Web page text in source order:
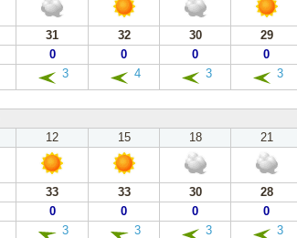
31 32 30
29
0 0 0
0
3 4 3 3
12 15 18
21
33 33 30
28
0 0 0
0
3 3 3 3